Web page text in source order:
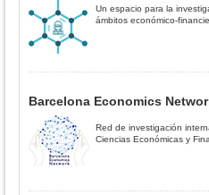
Un espacio para la
ámbitos económico-
Barcelona Economics
Red de investigación
Ciencias Económicas y